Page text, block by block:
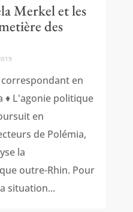
Merkel et les
des
correspondant en
♦ L'agonie politique
en
de Polémia,
la
outre-Rhin. Pour
situation...